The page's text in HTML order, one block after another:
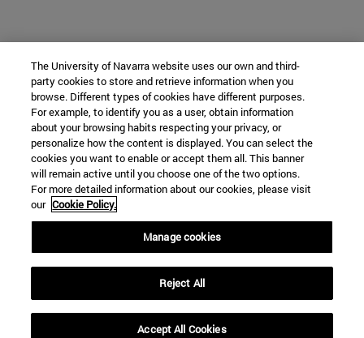
The University of Navarra website uses our own and third-
party cookies to store and retrieve information when you
browse. Different types of cookies have different purposes.
For example, to identify you as a user, obtain information
about your browsing habits respecting your privacy, or
personalize how the content is displayed. You can select the
cookies you want to enable or accept them all. This banner
will remain active until you choose one of the two options.
For more detailed information about our cookies, please visit
our Cookie Policy.
Manage cookies
Reject All
Accept All Cookies